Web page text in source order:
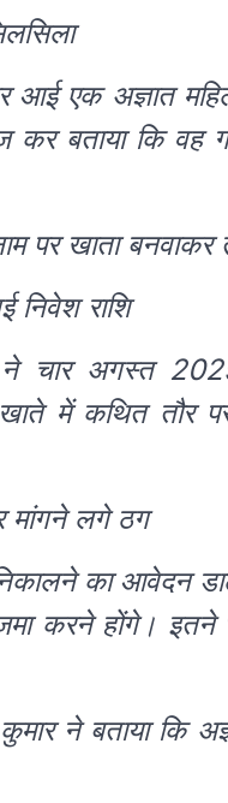
आई एक अज्ञात
बताया कि वह
पर खाता बनवाकर
निवेश राशि
ने चार अगस्त
में कथित तौर
मांगने लगे ठग
का आवेदन
करने होंगे। इतने
ने बताया कि